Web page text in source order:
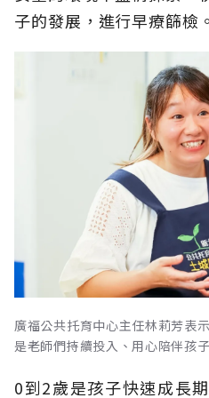
子的發展，進行早療篩檢。
廣福公共托育中心主任林莉芳表
是老師們持續投入、用心陪伴孩
0到2歲是孩子快速成長